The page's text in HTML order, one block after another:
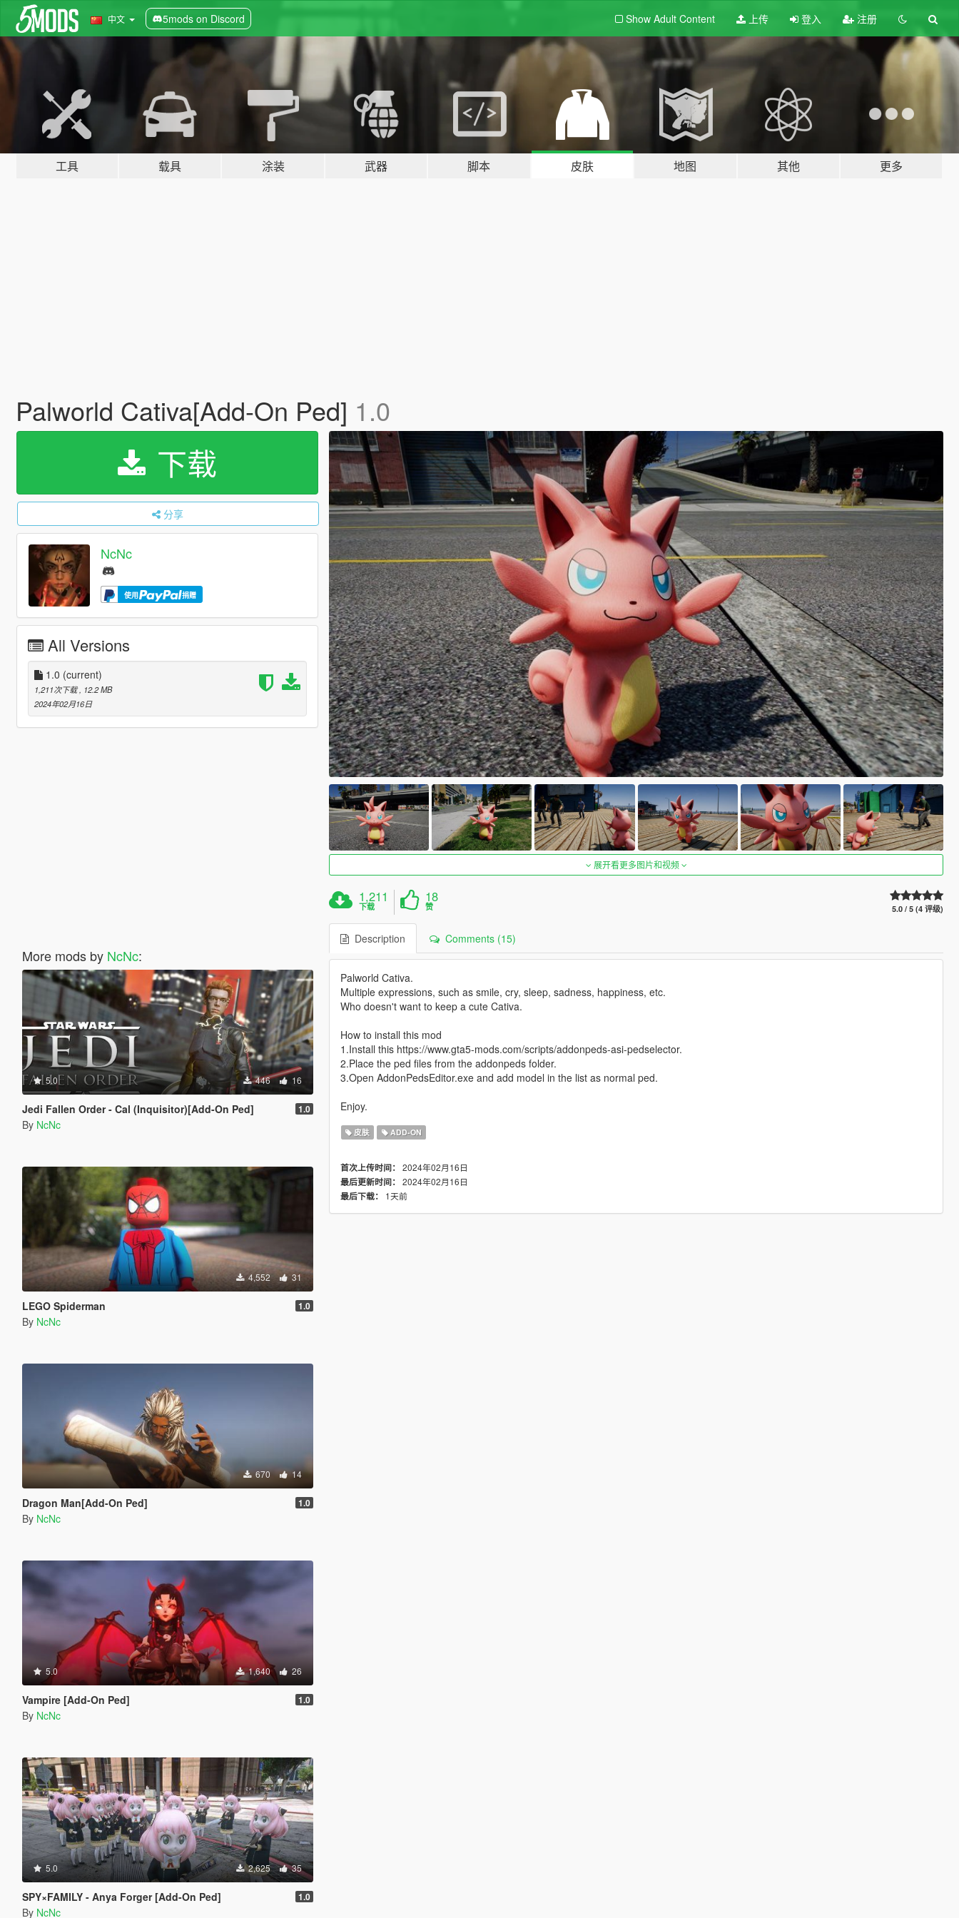
中文 5mods on Discord Show Adult Content 上传 登入 注册
工具 载具 涂装 武器 脚本 皮肤 地图 其他 更多
Palworld Cativa[Add-On Ped] 1.0
下载
分享
NcNc
使用 捐赠
All Versions
1.0 (current)
1,211次下载 , 12.2 MB
2024年02月16日
More mods by NcNc:
5.0 446 16
Jedi Fallen Order - Cal (Inquisitor)[Add-On Ped] 1.0
By NcNc
4,552 31
LEGO Spiderman 1.0
By NcNc
670 14
Dragon Man[Add-On Ped] 1.0
By NcNc
5.0 1,640 26
Vampire [Add-On Ped] 1.0
By NcNc
5.0 2,625 35
SPY×FAMILY - Anya Forger [Add-On Ped] 1.0
By NcNc
展开看更多图片和视频
1,211
下载
18
赞 5.0 / 5 (4 评级)
Description Comments (15)
Palworld Cativa.
Multiple expressions, such as smile, cry, sleep, sadness, happiness, etc.
Who doesn't want to keep a cute Cativa.
How to install this mod
1.Install this https://www.gta5-mods.com/scripts/addonpeds-asi-pedselector.
2.Place the ped files from the addonpeds folder.
3.Open AddonPedsEditor.exe and add model in the list as normal ped.
Enjoy.
皮肤 ADD-ON
首次上传时间： 2024年02月16日
最后更新时间： 2024年02月16日
最后下载：
1天前